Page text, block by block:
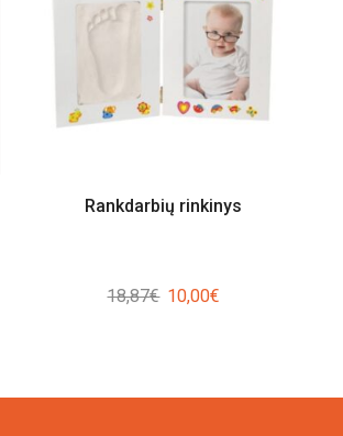
Rankdarbių rinkinys
18,87€ Original
10,00€